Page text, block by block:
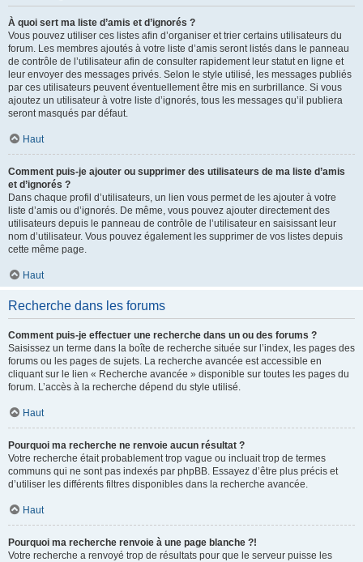
À quoi sert ma liste d’amis et d’ignorés ?
Vous pouvez utiliser ces listes afin d’organiser et trier certains utilisateurs du
forum. Les membres ajoutés à votre liste d’amis seront listés dans le panneau
de contrôle de l’utilisateur afin de consulter rapidement leur statut en ligne et
leur envoyer des messages privés. Selon le style utilisé, les messages publiés
par ces utilisateurs peuvent éventuellement être mis en surbrillance. Si vous
ajoutez un utilisateur à votre liste d’ignorés, tous les messages qu’il publiera
seront masqués par défaut.
Haut
Comment puis-je ajouter ou supprimer des utilisateurs de ma liste d’amis
et d’ignorés ?
Dans chaque profil d’utilisateurs, un lien vous permet de les ajouter à votre
liste d’amis ou d’ignorés. De même, vous pouvez ajouter directement des
utilisateurs depuis le panneau de contrôle de l’utilisateur en saisissant leur
nom d’utilisateur. Vous pouvez également les supprimer de vos listes depuis
cette même page.
Haut
Recherche dans les forums
Comment puis-je effectuer une recherche dans un ou des forums ?
Saisissez un terme dans la boîte de recherche située sur l’index, les pages des
forums ou les pages de sujets. La recherche avancée est accessible en
cliquant sur le lien « Recherche avancée » disponible sur toutes les pages du
forum. L’accès à la recherche dépend du style utilisé.
Haut
Pourquoi ma recherche ne renvoie aucun résultat ?
Votre recherche était probablement trop vague ou incluait trop de termes
communs qui ne sont pas indexés par phpBB. Essayez d’être plus précis et
d’utiliser les différents filtres disponibles dans la recherche avancée.
Haut
Pourquoi ma recherche renvoie à une page blanche ?!
Votre recherche a renvoyé trop de résultats pour que le serveur puisse les